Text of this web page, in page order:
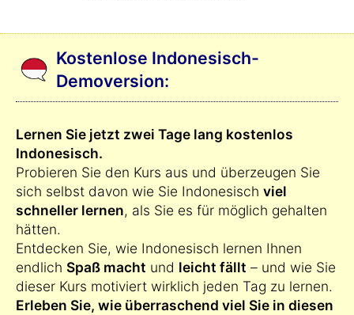
Kostenlose Indonesisch-
Demoversion:
Lernen Sie jetzt zwei Tage lang kostenlos
Indonesisch.
Probieren Sie den Kurs aus und überzeugen Sie
sich selbst davon wie Sie Indonesisch viel
schneller lernen, als Sie es für möglich gehalten
hätten.
Entdecken Sie, wie Indonesisch lernen Ihnen
endlich Spaß macht und leicht fällt – und wie Sie
dieser Kurs motiviert wirklich jeden Tag zu lernen.
Erleben Sie, wie überraschend viel Sie in diesen